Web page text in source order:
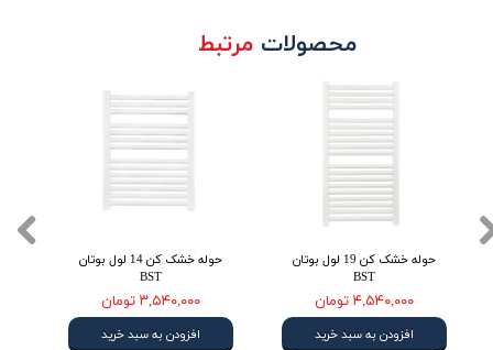
حوله خشک کن 14 لول بوتان
BST
۳,۵۴۰,۰۰۰ تومان
افزودن به سبد خرید
حوله خشک کن 19 لول بوتان
BST
۴,۵۴۰,۰۰۰ تومان
افزودن به سبد خرید
محصولات مرتبط